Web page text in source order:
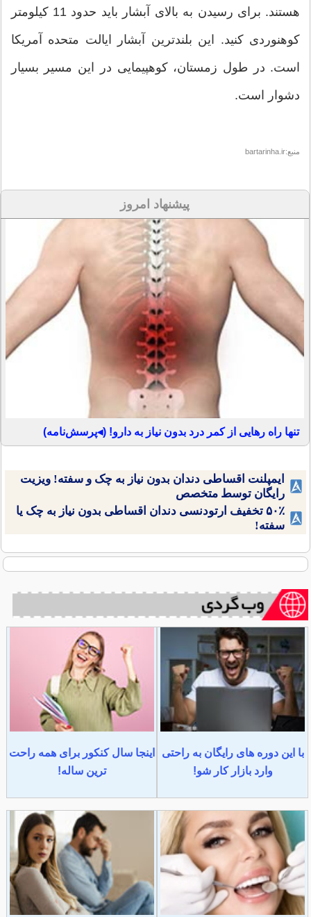
هستند. برای رسیدن به بالای آبشار باید حدود 11 کیلومتر
کوهنوردی کنید. این بلندترین آبشار ایالت متحده آمریکا
است. در طول زمستان، کوهپیمایی در این مسیر بسیار
دشوار است.
منبع:bartarinha.ir
پیشنهاد امروز
تنها راه رهایی از کمر درد بدون نیاز به دارو! (◂پرسش‌نامه)
ایمپلنت اقساطی دندان بدون نیاز به چک و سفته! ویزیت
رایگان توسط متخصص
۵۰٪ تخفیف ارتودنسی دندان اقساطی بدون نیاز به چک یا
سفته!
با این دوره های رایگان به راحتی
وارد بازار کار شو!
اینجا سال کنکور برای همه راحت
ترین ساله!